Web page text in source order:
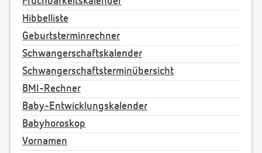
Hibbelliste
Geburtsterminrechner
Schwangerschaftskalender
Schwangerschaftsterminübersicht
BMI-Rechner
Baby-Entwicklungskalender
Babyhoroskop
Vornamen